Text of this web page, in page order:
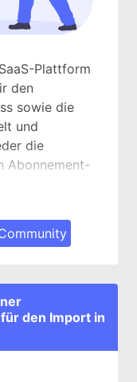
Plattform
den
sowie die
und
die
Abonnement-
zu wählen.
die jeweilige
den Import in